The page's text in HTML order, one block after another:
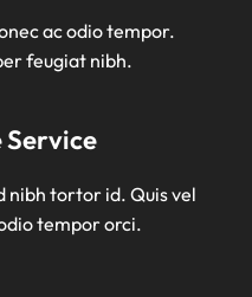
ac odio tempor.
feugiat nibh.
nibh tortor id. Quis vel
tempor orci.